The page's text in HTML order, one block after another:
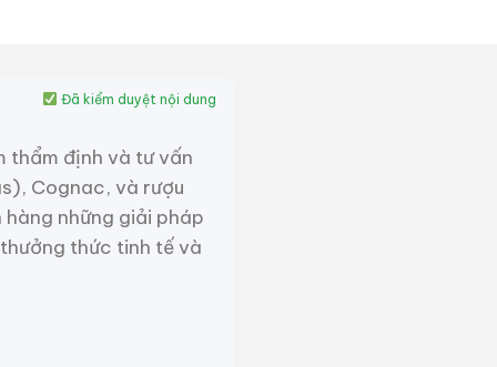
thẩm định và tư vấn
Cognac, và rượu
những giải pháp
thức tinh tế và
Đã kiểm duyệt nội dung